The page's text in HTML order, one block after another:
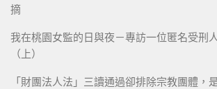
摘
我在桃園女監的日與夜－專訪一位匿名受刑
（上）
「財團法人法」三讀通過卻排除宗教團體，